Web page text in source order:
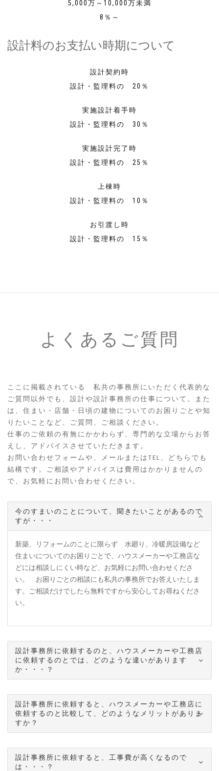
5,000万～10,000万未満
8％～
設計料のお支払い時期について
設計契約時
設計・監理料の 20％
実施設計着手時
設計・監理料の 30％
実施設計完了時
設計・監理料の 25％
上棟時
設計・監理料の 10％
お引渡し時
設計・監理料の 15％
よくあるご質問
ここに掲載されている 私共の事務所にいただく代表的な
ご質問以外でも、設計や設計事務所の仕事について。また
は、住まい・店舗・日頃の建物についてのお困りごとや知
りたいことなど、ご質問、ご相談ください。
仕事のご依頼の有無にかかわらず、専門的な立場からお答
えし、アドバイスさせていただきます。
お問い合わせフォームや、メールまたはTEL、どちらでも
結構です。ご相談やアドバイスは費用はかかりませんの
で、お気軽にお問い合わせください。
今のすまいのことについて、聞きたいことがあるので
すが・・・
新築、リフォームのことに限らず 水廻り、冷暖房設備など
住まいについてのお困りごとで、ハウスメーカーや工務店な
どには相談しにくい時など、お気軽にお問い合わせくださ
い。 お困りごとの相談にも私共の事務所でお答えいたしま
す。ご相談だけでしたら無料ですから安心してお尋ねくださ
い。
設計事務所に依頼するのと、ハウスメーカーや工務店
に依頼するのとでは、どのような違いがあります
か・・・？
設計事務所に依頼すると、ハウスメーカーや工務店に
依頼するのと比較して、どのようなメリットがありま
すか？
設計事務所に依頼すると、工事費が高くなるので
は・・・？